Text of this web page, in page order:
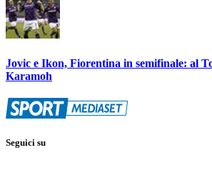
Jovic e Ikon, Fiorentina in semifinale: al
Karamoh
Seguici su